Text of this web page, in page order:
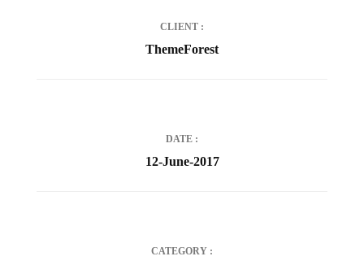
CLIENT
ThemeForest
DATE
12-June-2017
CATEGORY